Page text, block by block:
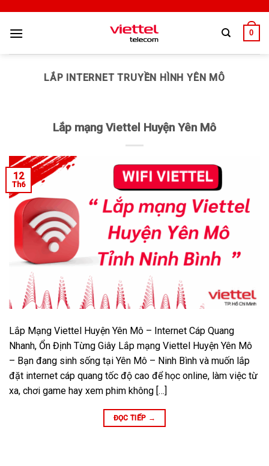
0
LẮP INTERNET TRUYỀN HÌNH YÊN MÔ
Lắp mạng Viettel Huyện Yên Mô
12
Th6
Lắp Mạng Viettel Huyện Yên Mô – Internet Cáp Quang
Nhanh, Ổn Định Từng Giây Lắp mạng Viettel Huyện Yên Mô
– Bạn đang sinh sống tại Yên Mô – Ninh Bình và muốn lắp
đặt internet cáp quang tốc độ cao để học online, làm việc từ
xa, chơi game hay xem phim không […]
ĐỌC TIẾP →